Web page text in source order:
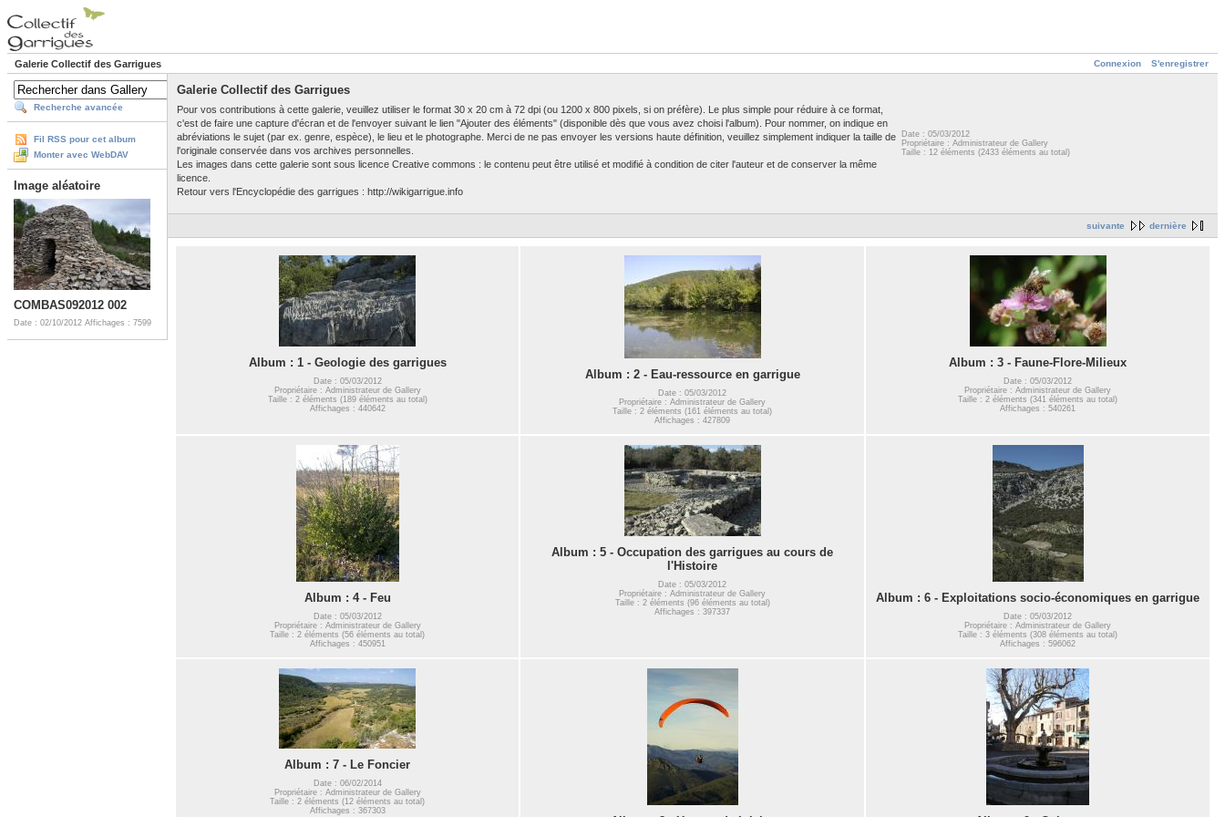
Connexion S'enregistrer
Galerie Collectif des Garrigues
Recherche avancée
Fil RSS pour cet album
Monter avec WebDAV
Image aléatoire
COMBAS092012 002
Date : 02/10/2012 Affichages : 7599
Galerie Collectif des Garrigues
Pour vos contributions à cette galerie, veuillez utiliser le format 30 x 20 cm à 72 dpi (ou 1200 x 800 pixels, si on préfère). Le plus simple pour réduire à ce format,
c'est de faire une capture d'écran et de l'envoyer suivant le lien "Ajouter des éléments" (disponible dès que vous avez choisi l'album). Pour nommer, on indique en
abréviations le sujet (par ex. genre, espèce), le lieu et le photographe. Merci de ne pas envoyer les versions haute définition, veuillez simplement indiquer la taille de
l'originale conservée dans vos archives personnelles.
Les images dans cette galerie sont sous licence Creative commons : le contenu peut être utilisé et modifié à condition de citer l'auteur et de conserver la même
licence.
Retour vers l'Encyclopédie des garrigues : http://wikigarrigue.info
Date : 05/03/2012
Propriétaire : Administrateur de Gallery
Taille : 12 éléments (2433 éléments au total)
suivante dernière
Album : 1 - Geologie des garrigues
Date : 05/03/2012
Propriétaire : Administrateur de Gallery
Taille : 2 éléments (189 éléments au total)
Affichages : 440642
Album : 2 - Eau-ressource en garrigue
Date : 05/03/2012
Propriétaire : Administrateur de Gallery
Taille : 2 éléments (161 éléments au total)
Affichages : 427809
Album : 3 - Faune-Flore-Milieux
Date : 05/03/2012
Propriétaire : Administrateur de Gallery
Taille : 2 éléments (341 éléments au total)
Affichages : 540261
Album : 4 - Feu
Date : 05/03/2012
Propriétaire : Administrateur de Gallery
Taille : 2 éléments (56 éléments au total)
Affichages : 450951
Album : 5 - Occupation des garrigues au cours de
l'Histoire
Date : 05/03/2012
Propriétaire : Administrateur de Gallery
Taille : 2 éléments (96 éléments au total)
Affichages : 397337
Album : 6 - Exploitations socio-économiques en garrigue
Date : 05/03/2012
Propriétaire : Administrateur de Gallery
Taille : 3 éléments (308 éléments au total)
Affichages : 596062
Album : 7 - Le Foncier
Date : 06/02/2014
Propriétaire : Administrateur de Gallery
Taille : 2 éléments (12 éléments au total)
Affichages : 367303